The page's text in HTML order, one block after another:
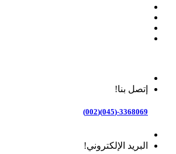
إتصل بنا!
3368069-(045)(002)
البريد الإلكتروني!